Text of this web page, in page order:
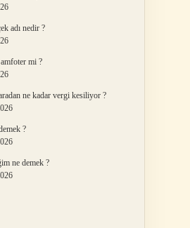
adı nedir ?
mi ?
ne kadar vergi kesiliyor ?
?
ne demek ?